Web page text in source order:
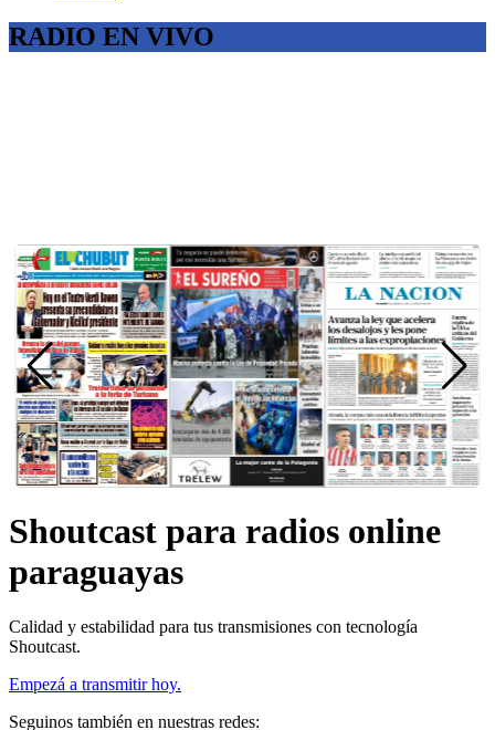
RADIO EN VIVO
Shoutcast para radios online
paraguayas
Calidad y estabilidad para tus transmisiones con tecnología
Shoutcast.
Empezá a transmitir hoy.
Seguinos también en nuestras redes: